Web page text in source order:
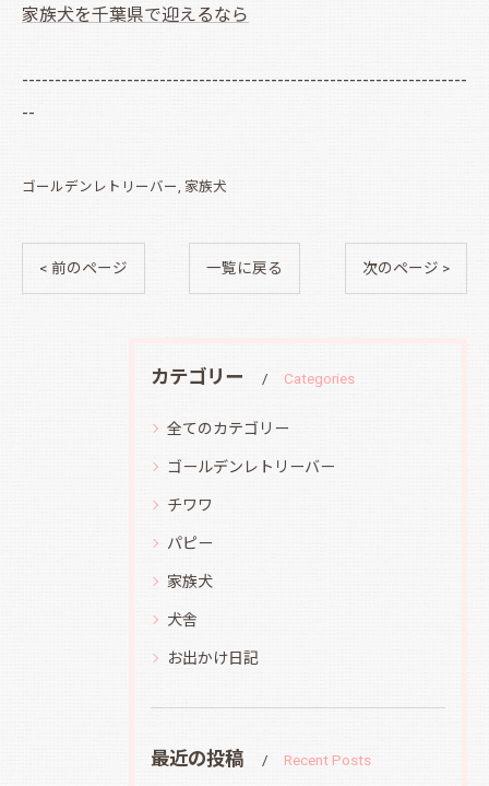
家族犬を千葉県で迎えるなら
--------------------------------------------------------------------
--
ゴールデンレトリーバー 家族犬
< 前のページ 一覧に戻る 次のページ >
カテゴリー Categories
全てのカテゴリー
ゴールデンレトリーバー
チワワ
パピー
家族犬
犬舎
お出かけ日記
最近の投稿 Recent Posts